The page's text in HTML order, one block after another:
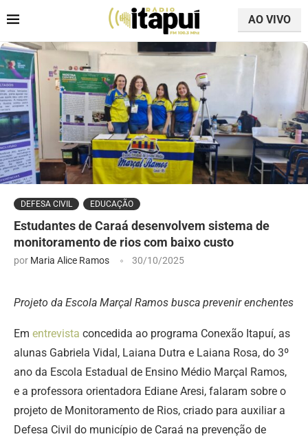
AO VIVO
DEFESA CIVIL EDUCAÇÃO
Estudantes de Caraá desenvolvem sistema de
monitoramento de rios com baixo custo
por Maria Alice Ramos 30/10/2025
Projeto da Escola Marçal Ramos busca prevenir enchentes
Em entrevista concedida ao programa Conexão Itapuí, as
alunas Gabriela Vidal, Laiana Dutra e Laiana Rosa, do 3º
ano da Escola Estadual de Ensino Médio Marçal Ramos,
e a professora orientadora Ediane Aresi, falaram sobre o
projeto de Monitoramento de Rios, criado para auxiliar a
Defesa Civil do município de Caraá na prevenção de